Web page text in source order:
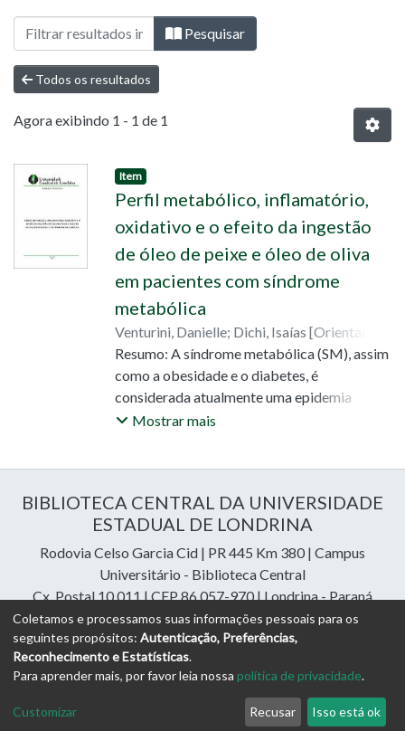
Navegando 01 - Doutorado - Ciências
Pesquisar
Todos os resultados
Agora exibindo 1 - 1 de 1
Item
Perfil metabólico, inflamatório,
oxidativo e o efeito da ingestão
de óleo de peixe e óleo de oliva
em pacientes com síndrome
metabólica
Venturini, Danielle; Dichi, Isaías [Orientador]
Guarnier, Flávia Alessandra;Mazzuco, Tânia
Longo;Delfino, Vinicius Daher Alvares
Armani, Alessandra Lourenço Cecchini;
Simão, Andréa Name Colado
Resumo: A síndrome metabólica (SM), assim
como a obesidade e o diabetes, é
considerada atualmente uma epidemia
mundial e pode ser entendida como um
Desse modo, as principais alterações
observadas nessa síndrome são dislipidemia,
hipertensão arterial, resistência à insulina e
obesidade abdominal Alterações nos
estados pró e antiinflamatório e aumento do
estresse oxidativo também tem sido
implicados na fisiopatologia da SM Na
tentativa de elucidar os principais
mecanismos envolvidos, diversos estudos
têm sido desenvolvidos com o objetivo de se
desvendar alvos terapêuticos para o
Mostrar mais
BIBLIOTECA CENTRAL DA UNIVERSIDADE
ESTADUAL DE LONDRINA
Rodovia Celso Garcia Cid | PR 445 Km 380 | Campus
Universitário - Biblioteca Central
Cx. Postal 10.011 | CEP 86.057-970 | Londrina - Paraná
Contatos: e-mail:riuel@uel.br| fone: 43 3371-4409
DSpace Cloud Softwarecopyright © 2023-2026
Libraries Assessoria e Consultoria
Configurações de
Termos
de Uso
Enviar uma
Sugestão
Coletamos e processamos suas informações pessoais para os
seguintes propósitos: Autenticação, Preferências,
Reconhecimento e Estatísticas.
Para aprender mais, por favor leia nossa política de privacidade.
Customizar Recusar Isso está ok